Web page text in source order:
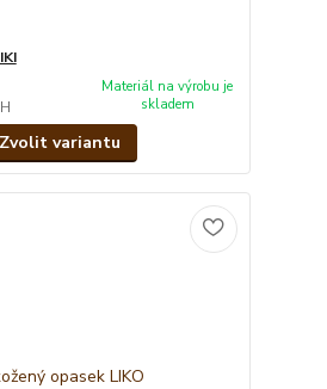
Materiál na výrobu je
skladem
Zvolit variantu